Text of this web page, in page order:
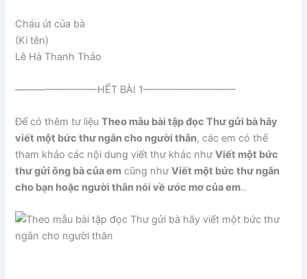
Cháu út của bà
(Kí tên)
Lê Hà Thanh Thảo
————————HẾT BÀI 1—————————
Để có thêm tư liệuTheo mẫu bài tập đọc Thư gửi bà hãy
viết một bức thư ngắn cho người thân, các em có thể
tham khảo các nội dung viết thư khác nhưViết một bức
thư gửi ông bà của em cũng nhưViết một bức thư ngắn
cho bạn hoặc người thân nói về ước mơ của em..